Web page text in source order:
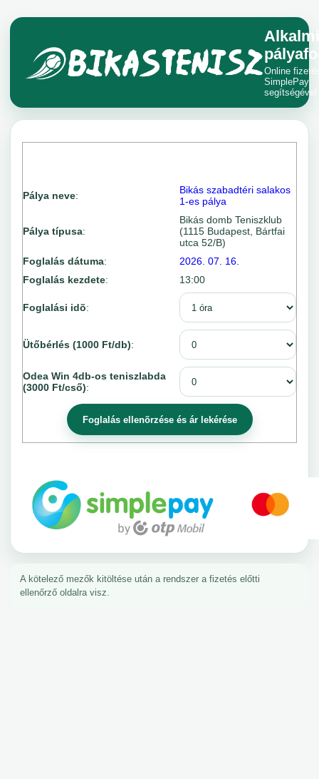
Alkalmi
Online
SimplePay
segítségével.
Pálya neve:
Bikás szabadtéri salakos
1-es pálya
Pálya típusa:
Bikás domb Teniszklub
(1115 Budapest, Bártfai
utca 52/B)
Foglalás dátuma:
2026. 07. 16.
Foglalás kezdete: 13:00
Foglalási idõ:
Ütőbérlés (1000 Ft/db):
Odea Win 4db-os teniszlabda
(3000 Ft/cső):
A kötelező mezők kitöltése után a rendszer a fizetés előtti
ellenőrző oldalra visz.